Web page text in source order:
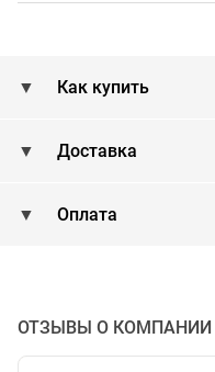
Как купить
Доставка
Оплата
ОТЗЫВЫ О КОМПАНИИ